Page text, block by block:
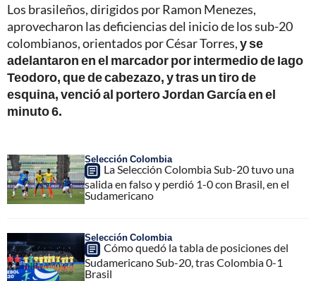
Los brasileños, dirigidos por Ramon Menezes,
aprovecharon las deficiencias del inicio de los sub-20
colombianos, orientados por César Torres,y se
adelantaron en el marcador por intermedio de Iago
Teodoro, que de cabezazo, y tras un tiro de
esquina, venció al portero Jordan García en el
minuto 6.
Selección Colombia
La Selección Colombia Sub-20 tuvo una
salida en falso y perdió 1-0 con Brasil, en el
Sudamericano
Selección Colombia
Cómo quedó la tabla de posiciones del
Sudamericano Sub-20, tras Colombia 0-1
Brasil